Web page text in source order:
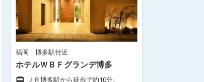
福岡 博多駅付近
ホテルＷＢＦグランデ博多
ＪＲ博多駅から徒歩で約10分。